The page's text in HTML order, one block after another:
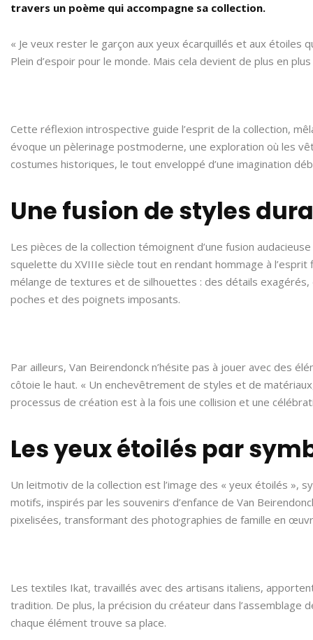
travers un poème qui accompagne sa collection.
« Je veux rester le garçon aux yeux écarquillés et aux étoiles
Plein d’espoir pour le monde. Mais cela devient de plus en
Cette réflexion introspective guide l’esprit de la collection,
évoque un pèlerinage postmoderne, une exploration où les
costumes historiques, le tout enveloppé d’une imagination
Une fusion de styles
Les pièces de la collection témoignent d’une fusion
squelette du XVIIIe siècle tout en rendant hommage à l’esprit
mélange de textures et de silhouettes : des détails
poches et des poignets imposants.
Par ailleurs, Van Beirendonck n’hésite pas à jouer avec des
côtoie le haut. « Un enchevêtrement de styles et de
processus de création est à la fois une collision et une
Les yeux étoilés par
Un leitmotiv de la collection est l’image des « yeux étoilés »,
motifs, inspirés par les souvenirs d’enfance de Van
pixelisées, transformant des photographies de famille en
Les textiles Ikat, travaillés avec des artisans italiens,
tradition. De plus, la précision du créateur dans l’assemblage
chaque élément trouve sa place.